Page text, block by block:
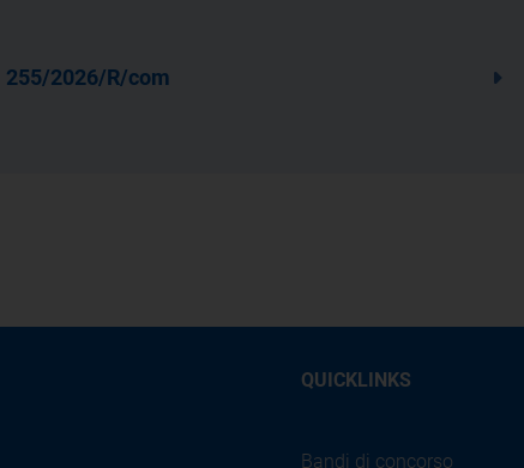
255/2026/R/com
QUICKLINKS
Bandi di concorso